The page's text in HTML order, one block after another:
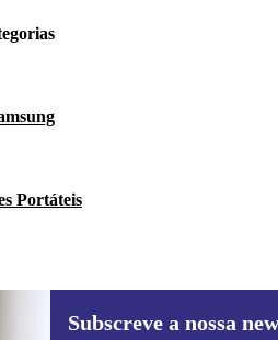
Portáteis
Subscreve a nossa